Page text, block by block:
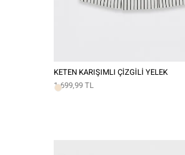
KETEN KARIŞIMLI ÇIZGILI YELEK
1.699,99 TL